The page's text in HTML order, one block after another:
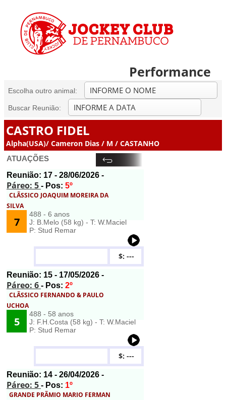
Performance
Escolha outro animal:
Buscar Reunião:
CASTRO FIDEL
Alpha(USA)/ Cameron Dias / M / CASTANHO
ATUAÇÕES
Reunião: 17 - 28/06/2026 -
Páreo: 5 - Pos: 5º
CLÃSSICO JOAQUIM MOREIRA DA
SILVA
7
488 - 6 anos
J: B.Melo (58 kg) - T: W.Maciel
P: Stud Remar
$: ---
Reunião: 15 - 17/05/2026 -
Páreo: 6 - Pos: 2º
CLÃSSICO FERNANDO & PAULO
UCHOA
5
488 - 58 anos
J: F.H.Costa (58 kg) - T: W.Maciel
P: Stud Remar
$: ---
Reunião: 14 - 26/04/2026 -
Páreo: 5 - Pos: 1º
GRANDE PRÃMIO MARIO FERMAN